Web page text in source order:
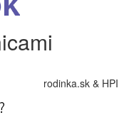
rodinka.sk & HPI